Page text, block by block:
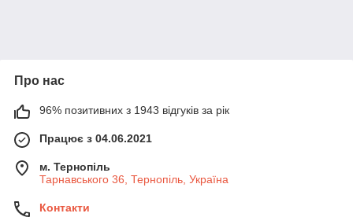
Про нас
96% позитивних з 1943 відгуків за рік
Працює з 04.06.2021
м. Тернопіль
Тарнавського 36, Тернопіль, Україна
Контакти